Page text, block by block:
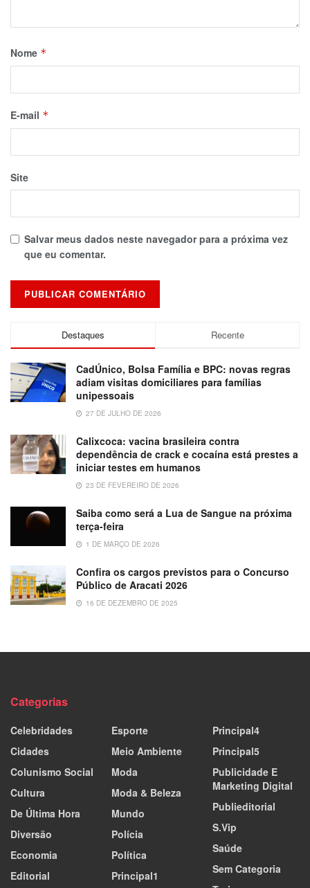
Nome *
E-mail *
Site
Salvar meus dados neste navegador para a próxima vez
que eu comentar.
Destaques Recente
CadÚnico, Bolsa Família e BPC: novas regras
adiam visitas domiciliares para famílias
unipessoais
27 DE JULHO DE 2026
Calixcoca: vacina brasileira contra
dependência de crack e cocaína está prestes a
iniciar testes em humanos
23 DE FEVEREIRO DE 2026
Saiba como será a Lua de Sangue na próxima
terça-feira
1 DE MARÇO DE 2026
Confira os cargos previstos para o Concurso
Público de Aracati 2026
16 DE DEZEMBRO DE 2025
Categorias
Celebridades
Cidades
Colunismo Social
Cultura
De Última Hora
Diversão
Economia
Editorial
Esporte
Meio Ambiente
Moda
Moda & Beleza
Mundo
Polícia
Política
Principal1
Principal4
Principal5
Publicidade E
Marketing Digital
Publieditorial
S.Vip
Saúde
Sem Categoria